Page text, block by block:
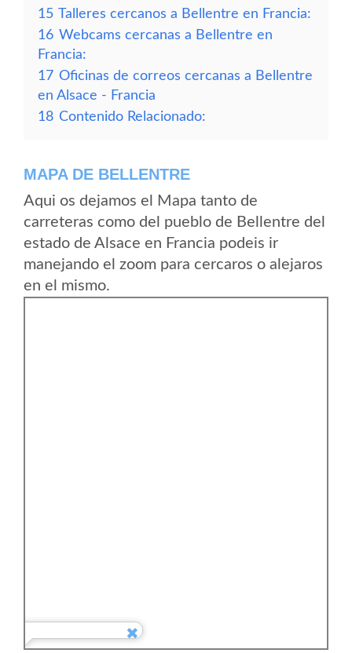
15 Talleres cercanos a Bellentre en Francia:
16 Webcams cercanas a Bellentre en
Francia:
17 Oficinas de correos cercanas a Bellentre
en Alsace - Francia
18 Contenido Relacionado:
MAPA DE BELLENTRE
Aqui os dejamos el Mapa tanto de
carreteras como del pueblo de Bellentre del
estado de Alsace en Francia podeis ir
manejando el zoom para cercaros o alejaros
en el mismo.